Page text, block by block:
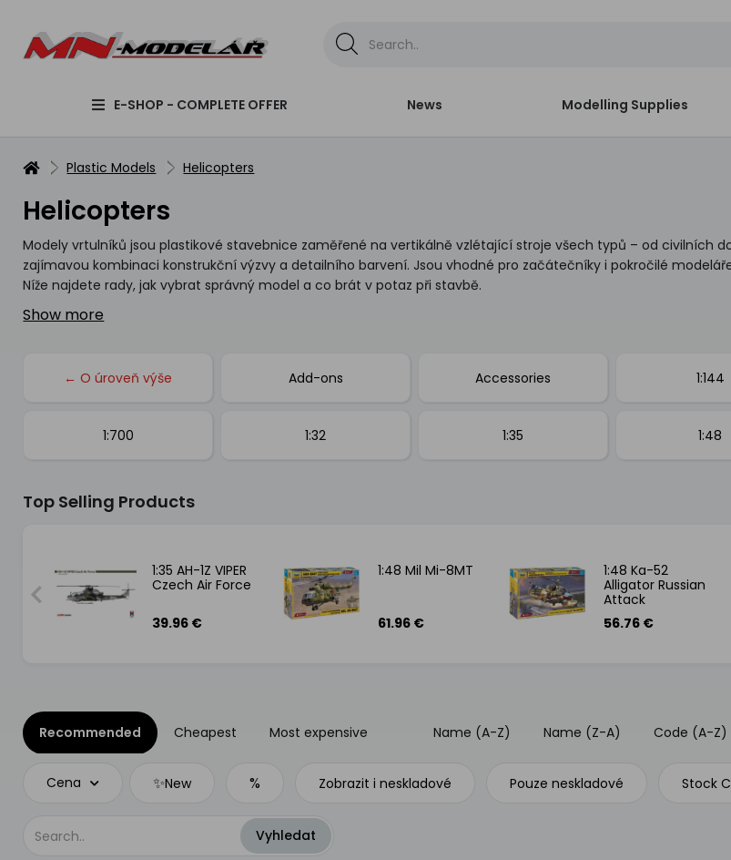
E-SHOP - COMPLETE OFFER News Modelling Supplies
Plastic Models Helicopters
Helicopters
Modely vrtulníků jsou plastikové stavebnice zaměřené na vertikálně vzlétající stroje všech typů – od civilních
zajímavou kombinaci konstrukční výzvy a detailního barvení. Jsou vhodné pro začátečníky i pokročilé
Níže najdete rady, jak vybrat správný model a co brát v potaz při stavbě.
Show more
← O úroveň výše Add-ons Accessories 1:144
1:700 1:32 1:35 1:48
Top Selling Products
1:35 AH-1Z VIPER
Czech Air Force
39.96 €
1:48 Mil Mi-8MT
61.96 €
1:48 Ka-52
Alligator Russian
Attack
Helicopter
56.76 €
Recommended Cheapest Most expensive Name (A-Z) Name (Z-A) Code (A-Z)
Cena ✨New % Zobrazit i neskladové Pouze neskladové Stock